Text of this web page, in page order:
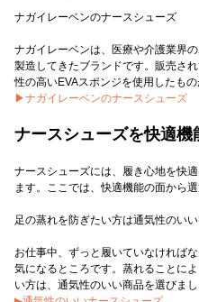
ナガイレーベンのナースシューズ
ナガイレーベンは、医療や介護業界
製造してきたブランドです。販売さ
▶ナガイレーベンのナースシューズ
ナースシューズを快適機
ナースシューズには、履き心地を快
ます。ここでは、快適機能の面から選
足の蒸れを防ぎたい方は通気性のい
お仕事中、ずっと履いていなければ
気になるところです。蒸れることに